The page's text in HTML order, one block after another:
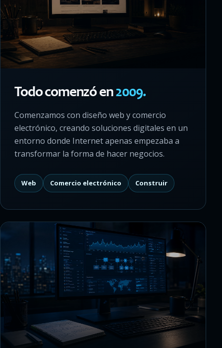
Todo comenzó en2009.
Comenzamos con diseño web y comercio
electrónico, creando soluciones digitales en un
entorno donde Internet apenas empezaba a
transformar la forma de hacer negocios.
Web Comercio electrónico Construir